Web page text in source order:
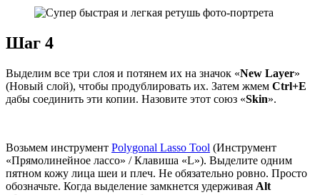
Шаг 4
Выделим все три слоя и потянем их на значок «New Layer»
(Новый слой), чтобы продублировать их. Затем жмем Ctrl+E
дабы соединить эти копии. Назовите этот союз «Skin».
Возьмем инструмент Polygonal Lasso Tool (Инструмент
«Прямолинейное лассо» / Клавиша «L»). Выделите одним
пятном кожу лица шеи и плеч. Не обязательно ровно. Просто
обозначьте. Когда выделение замкнется удерживая Alt